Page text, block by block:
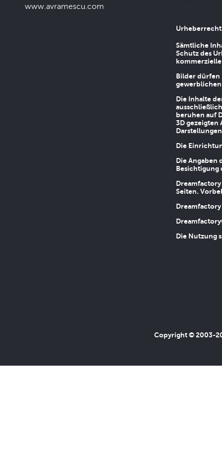
www.avramescu.com
Urheberrecht
Sämtliche
Schutz des
Bilder dürfen
Die Inhalte
beruhen auf
3D gezeigten
Die
Die
Besichtigung
Seiten.
Die Nutzung
Copyright © 2003-